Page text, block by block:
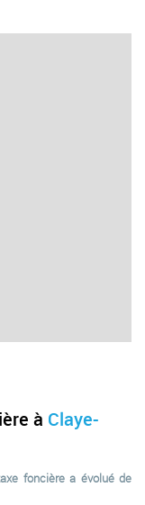
à Claye-
foncière a évolué de